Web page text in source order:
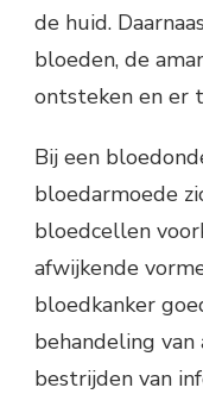
de huid.
bloeden, de
ontsteken en er
Bij een
bloedarmoede
bloedcellen
afwijkende
bloedkanker
behandeling
bestrijden van